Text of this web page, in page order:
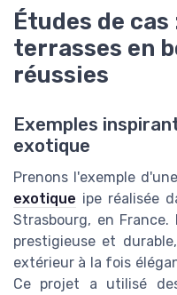
Études de
terrasses en
réussies
Exemples
exotique
Prenons l'exemple
exotique ipe réalisée
Strasbourg, en
prestigieuse et
extérieur à la fois
Ce projet a utilisé